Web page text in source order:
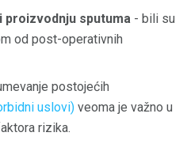
proizvodnju sputuma - bili su
od post-operativnih
postojećih
uslovi) veoma je važno u
rizika.